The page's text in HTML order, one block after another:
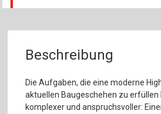
Beschreibung
Die Aufgaben, die eine moderne
aktuellen Baugeschehen zu
komplexer und anspruchsvoller: